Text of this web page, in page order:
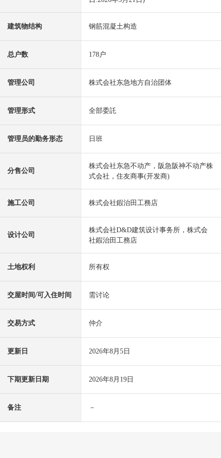
建筑物结构 钢筋混凝土构造
总户数 178户
管理公司 株式会社东急地方自治团体
管理形式 全部委託
管理员的勤务形态 日班
分售公司
株式会社东急不动产，阪急阪神不动产株
式会社，住友商事(开发商)
施工公司 株式会社鍜治田工務店
设计公司
株式会社D&D建筑设计事务所，株式会
社鍜治田工務店
土地权利 所有权
交屋时间/可入住时间 需讨论
交易方式 仲介
更新日 2026年8月5日
下期更新日期 2026年8月19日
备注 －